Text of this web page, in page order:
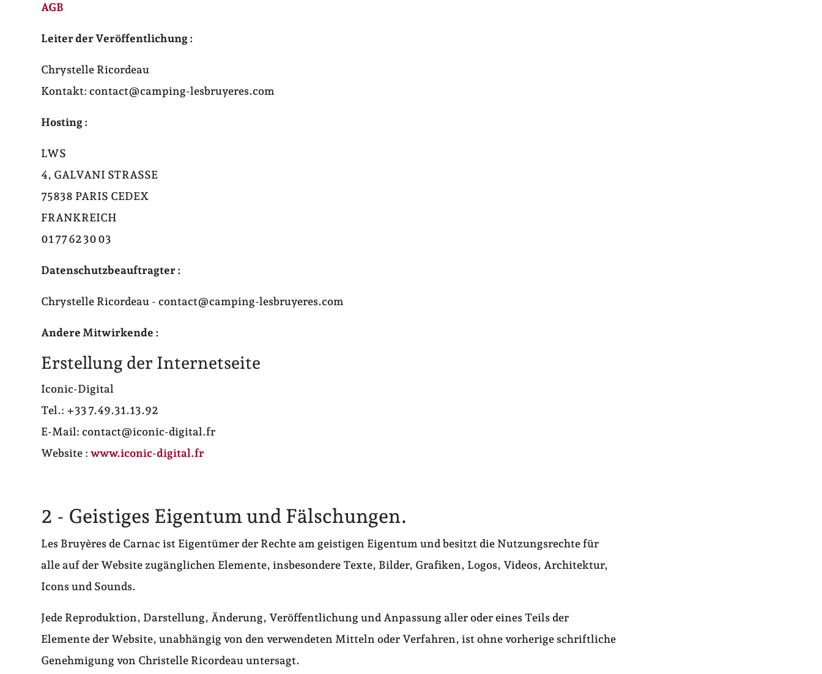
AGB
Leiter der Veröffentlichung :
Chrystelle Ricordeau
Kontakt: contact@camping-lesbruyeres.com
Hosting :
LWS
4, GALVANI STRASSE
75838 PARIS CEDEX
FRANKREICH
01 77 62 30 03
Datenschutzbeauftragter :
Chrystelle Ricordeau - contact@camping-lesbruyeres.com
Andere Mitwirkende :
Erstellung der Internetseite
Iconic-Digital
Tel.: +33 7.49.31.13.92
E-Mail: contact@iconic-digital.fr
Website :www.iconic-digital.fr
2 - Geistiges Eigentum und Fälschungen.
Les Bruyères de Carnac ist Eigentümer der Rechte am geistigen Eigentum und besitzt die Nutzungsrechte für
alle auf der Website zugänglichen Elemente, insbesondere Texte, Bilder, Grafiken, Logos, Videos, Architektur,
Icons und Sounds.
Jede Reproduktion, Darstellung, Änderung, Veröffentlichung und Anpassung aller oder eines Teils der
Elemente der Website, unabhängig von den verwendeten Mitteln oder Verfahren, ist ohne vorherige schriftliche
Genehmigung von Christelle Ricordeau untersagt.